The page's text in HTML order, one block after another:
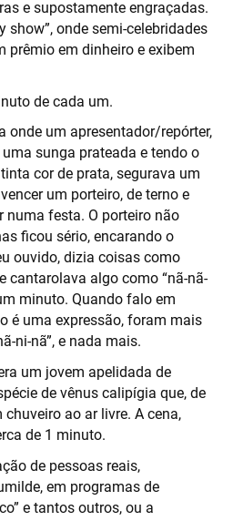
e supostamente engraçadas.
show”, onde semi-celebridades
em dinheiro e exibem
de cada um.
onde um apresentador/repórter,
sunga prateada e tendo o
cor de prata, segurava um
um porteiro, de terno e
numa festa. O porteiro não
ficou sério, encarando o
ouvido, dizia coisas como
cantarolava algo como “nã-nã-
minuto. Quando falo em
é uma expressão, foram mais
ni-nã”, e nada mais.
um jovem apelidada de
de vênus calipígia que, de
ao ar livre. A cena,
de 1 minuto.
de pessoas reais,
em programas de
e tantos outros, ou a